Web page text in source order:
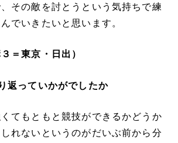
その敵を討とうという気持ちで練
でいきたいと思います。
＝東京・日出）
返っていかがでしたか
てもともと競技ができるかどうか
れないというのがだいぶ前から分